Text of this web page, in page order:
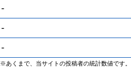
-
-
-
※あくまで、当サイトの投稿者の統計数値です。